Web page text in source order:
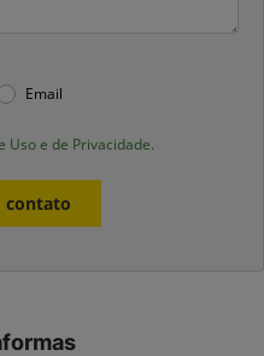
Email
Uso e de Privacidade.
contato